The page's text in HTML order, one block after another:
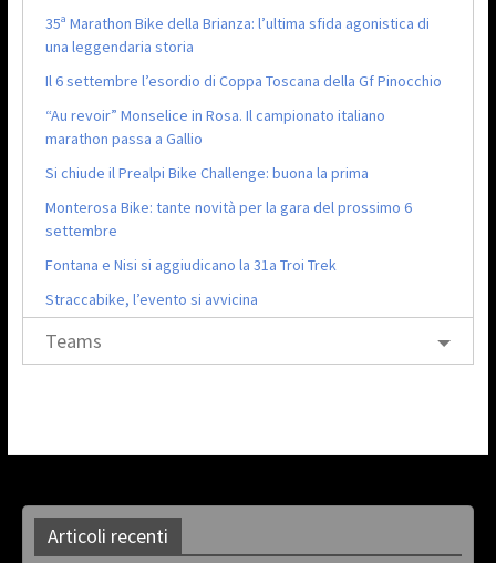
35ª Marathon Bike della Brianza: l’ultima sfida agonistica di
una leggendaria storia
Il 6 settembre l’esordio di Coppa Toscana della Gf Pinocchio
“Au revoir” Monselice in Rosa. Il campionato italiano
marathon passa a Gallio
Si chiude il Prealpi Bike Challenge: buona la prima
Monterosa Bike: tante novità per la gara del prossimo 6
settembre
Fontana e Nisi si aggiudicano la 31a Troi Trek
Straccabike, l’evento si avvicina
Teams
Articoli recenti